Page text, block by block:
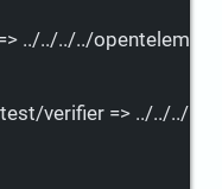
> ../../../../
verifier => ../../../../